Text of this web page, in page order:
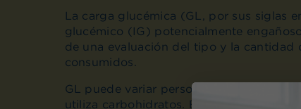
La carga glucémica (GL, por sus siglas
glucémico (IG) potencialmente
de una evaluación del tipo y la cantidad
consumidos.
GL puede variar persona a persona en
utiliza carbohidratos. El uso de